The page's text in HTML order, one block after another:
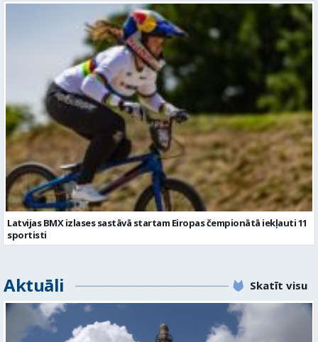
Latvijas BMX izlases sastāvā startam Eiropas čempionātā iekļauti 11
sportisti
Aktuāli Skatīt visu